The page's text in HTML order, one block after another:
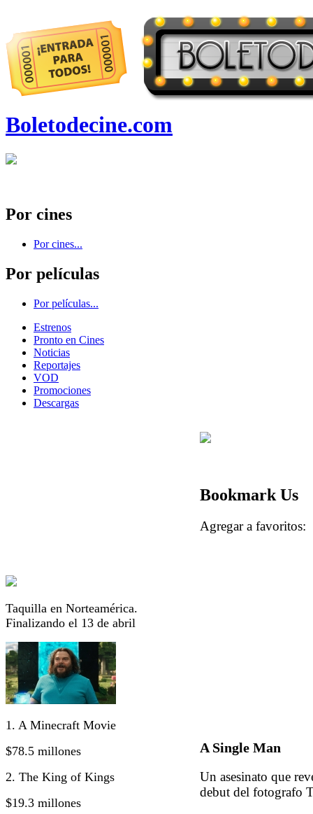
Boletodecine.com
Por cines
Por cines...
Por películas
Por películas...
Estrenos
Pronto en Cines
Noticias
Reportajes
VOD
Promociones
Descargas
Taquilla en Norteamérica.
Finalizando el 13 de abril
1. A Minecraft Movie
$78.5 millones
2. The King of Kings
$19.3 millones
Bookmark Us
Agregar a
A Single Man
Un asesinato que
debut del fotografo